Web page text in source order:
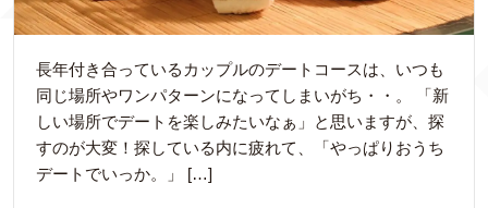
長年付き合っているカップルのデートコースは、いつも
同じ場所やワンパターンになってしまいがち・・。 「新
しい場所でデートを楽しみたいなぁ」と思いますが、探
すのが大変！探している内に疲れて、「やっぱりおうち
デートでいっか。」 […]